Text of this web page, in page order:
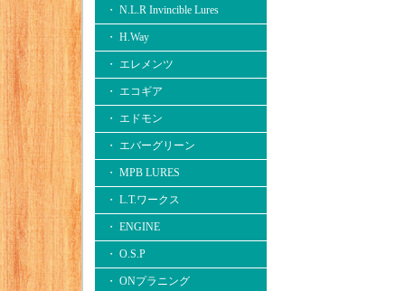
・ N.L.R Invincible Lures
・ H.Way
・ エレメンツ
・ エコギア
・ エドモン
・ エバーグリーン
・ MPB LURES
・ L.T.ワークス
・ ENGINE
・ O.S.P
・ ONプラニング